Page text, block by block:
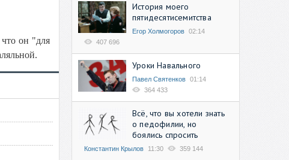
что он "для
История моего
пятидесятисемитства
Егор Холмогоров 02:14
407 696
Уроки Навального
Павел Святенков 01:14
364 433
Всё, что вы хотели знать
о педофилии, но
боялись спросить
Константин Крылов 11:30 359 144